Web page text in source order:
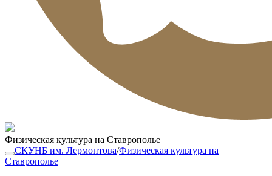
Физическая культура на Ставрополье
СКУНБ им. Лермонтова/Физическая культура на
Ставрополье